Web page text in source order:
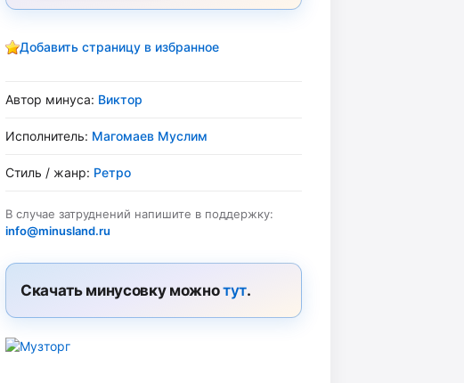
Добавить страницу в избранное
Автор минуса: Виктор
Исполнитель: Магомаев Муслим
Стиль / жанр: Ретро
В случае затруднений напишите в поддержку:
info@minusland.ru
Скачать минусовку можнотут.